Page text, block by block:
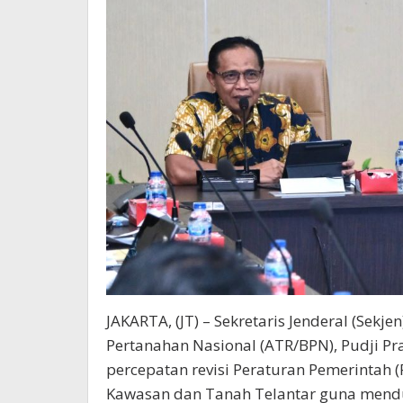
JAKARTA, (JT) – Sekretaris Jenderal
Pertanahan Nasional (ATR/BPN), Pudji
percepatan revisi Peraturan Pemerintah
Kawasan dan Tanah Telantar guna